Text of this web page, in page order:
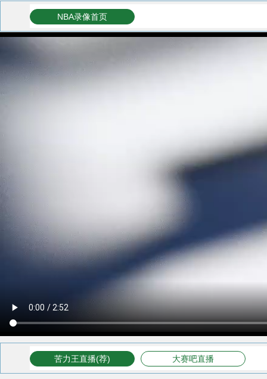
NBA录像首页
苦力王直播(荐) 大赛吧直播